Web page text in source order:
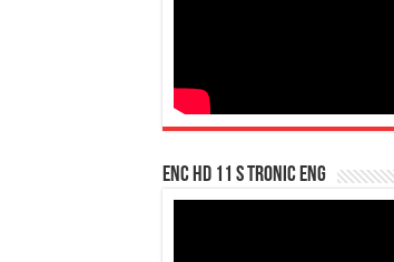
enc hd 11 S tronic ENG